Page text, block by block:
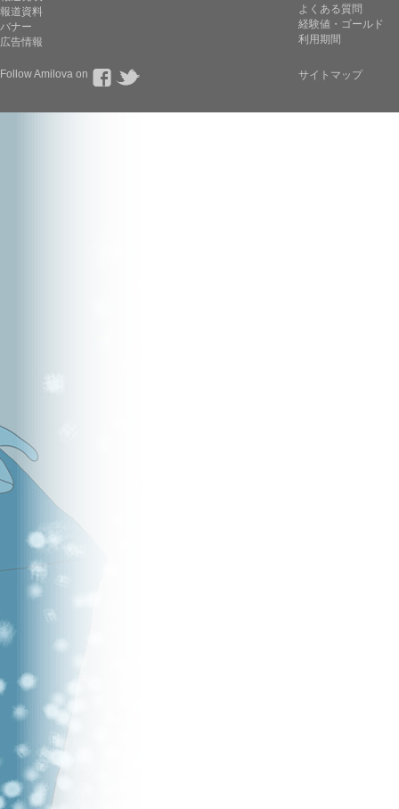
報道資料
バナー
広告情報
よくある質問
経験値・ゴールド
利用期間
Follow Amilova on サイトマップ